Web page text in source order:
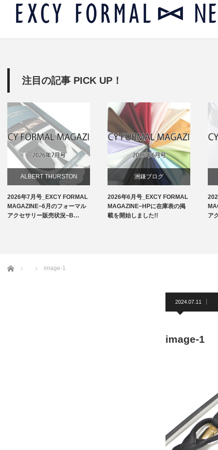
注目の記事 PICK UP！
ALBERT THURSTON
お知らせ
2026年7月号_EXCY FORMAL
MAGAZINE~6月のフォーマル
アクセサリー販売状況~B…
洲鎌ブログ
2026年6月号_EXCY FORMAL
MAGAZINE~HPに在庫表の掲
載を開始しました!!
ア
ホーム image-1
2024.07.11
image-1